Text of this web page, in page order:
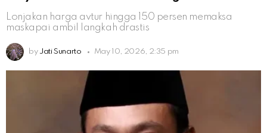
Lonjakan harga avtur hingga 150 persen memaksa
maskapai ambil langkah drastis
by Jati Sunarto May 10, 2026, 2:35 pm